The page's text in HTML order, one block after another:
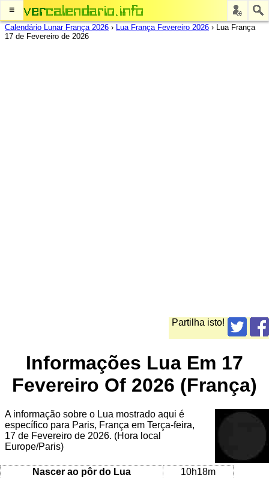
≡
Calendário Lunar França 2026 › Lua França Fevereiro 2026 › Lua França
17 de Fevereiro de 2026
Partilha isto!
Informações Lua Em 17
Fevereiro Of 2026 (França)
A informação sobre o Lua mostrado aqui é
específico para Paris, França em Terça-feira,
17 de Fevereiro de 2026. (Hora local
Europe/Paris)
Nascer ao pôr do Lua
10h18m